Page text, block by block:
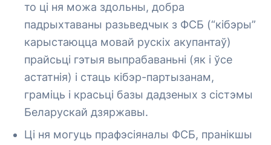
то ці ня можа здольны, добра
падрыхтаваны разьведчык з ФСБ (“кібэры”
карыстаюцца мовай рускіх акупантаў)
прайсьці гэтыя выпрабаваньні (як і ўсе
астатнія) і стаць кібэр-партызанам,
граміць і красьці базы дадзеных з сістэмы
Беларускай дзяржавы.
Ці ня могуць прафэсіяналы ФСБ, пранікшы